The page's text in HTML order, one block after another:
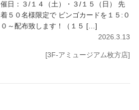
催日：３/１４（土）・３/１５（日） 先
着５０名様限定で ビンゴカードを１５:０
０～配布致します！（１５ […]
2026.3.13
[3F-アミュージアム枚方店]